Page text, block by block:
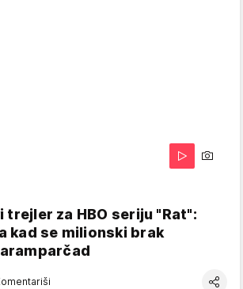
trejler za HBO seriju "Rat":
kad se milionski brak